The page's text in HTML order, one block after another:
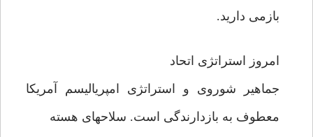
بازمی دارید.
امروز استراتژی اتحاد
جماهیر شوروی و استراتژی امپریالیسم آمریکا
معطوف به بازدارندگی است. سلاحهای هسته